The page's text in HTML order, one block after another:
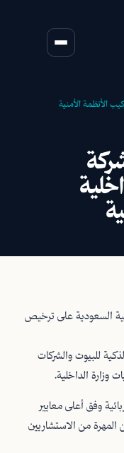
الأنظمة الأمنية
السعودية على ترخيص
للبيوت والشركات
وزارة الداخلية.
وفق أعلى معايير
من الاستشاريين